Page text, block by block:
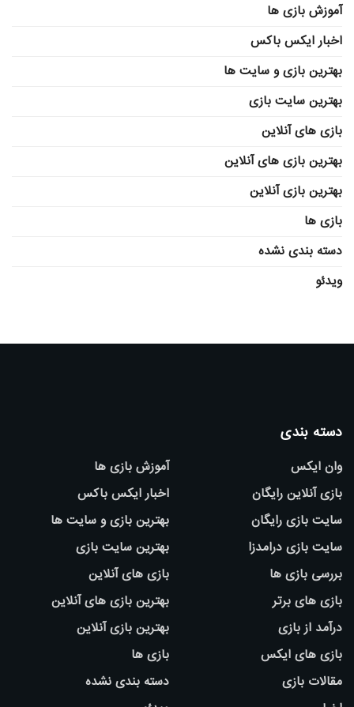
آموزش بازی ها
اخبار ایکس باکس
بهترین بازی و سایت ها
بهترین سایت بازی
بازی های آنلاین
بهترین بازی های آنلاین
بهترین بازی آنلاین
بازی ها
دسته بندی نشده
ویدئو
دسته بندی
وان ایکس
بازی آنلاین رایگان
سایت بازی رایگان
سایت بازی درامدزا
بررسی بازی ها
بازی های برتر
درآمد از بازی
بازی های ایکس
مقالات بازی
آموزش بازی ها
اخبار ایکس باکس
بهترین بازی و سایت ها
بهترین سایت بازی
بازی های آنلاین
بهترین بازی های آنلاین
بهترین بازی آنلاین
بازی ها
دسته بندی نشده